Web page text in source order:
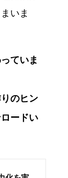
いま
ていま
のヒン
ードい